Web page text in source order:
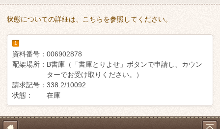
状態についての詳細は、こちらを参照してください。
1
資料番号： 006902878
配架場所： B書庫（「書庫とりよせ」ボタンで申請し、カウン
ターでお受け取りください。）
請求記号： 338.2/10092
状態：
在庫